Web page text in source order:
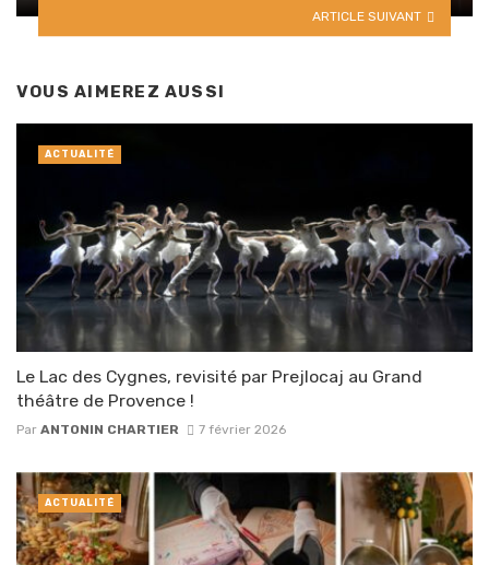
ARTICLE SUIVANT
VOUS AIMEREZ AUSSI
Le Lac des Cygnes, revisité par Prejlocaj au Grand
théâtre de Provence !
Par ANTONIN CHARTIER 7 février 2026
ACTUALITÉ
ACTUALITÉ